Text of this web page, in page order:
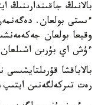
بالانىڭ جاقىندارىنىڭ
ءىستى بولعان.
وقيعا بولعان
ءۇش اي بۇرىن اشىلعان. قازىر مۇندا
بالاباقشا
رەت تىركەلگەنىن